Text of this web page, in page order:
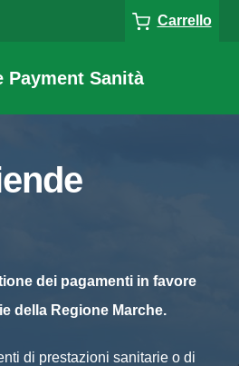
Carrello
Payment Sanità
dei pagamenti in favore
della Regione Marche.
di prestazioni sanitarie o di